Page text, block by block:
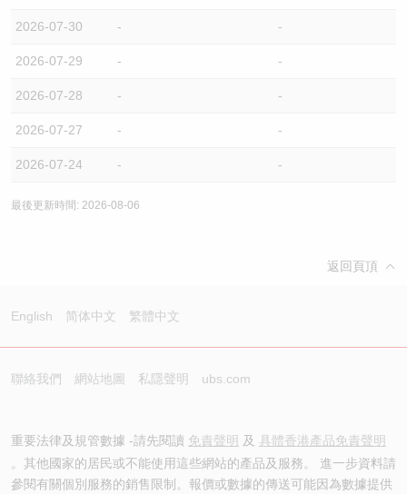
2026-07-30 - -
2026-07-29 - -
2026-07-28 - -
2026-07-27 - -
2026-07-24 - -
最後更新時間: 2026-08-06
返回頁頂
English 简体中文 繁體中文
聯絡我們 網站地圖 私隱聲明 ubs.com
重要法律及規管數據 -請先閱讀 免責聲明 及 具體香港產品免責聲明
。其他國家的居民或不能使用這些網站的產品及服務。 進一步資料請
參閱有關個別服務的銷售限制。報價或數據的傳送可能因為數據提供